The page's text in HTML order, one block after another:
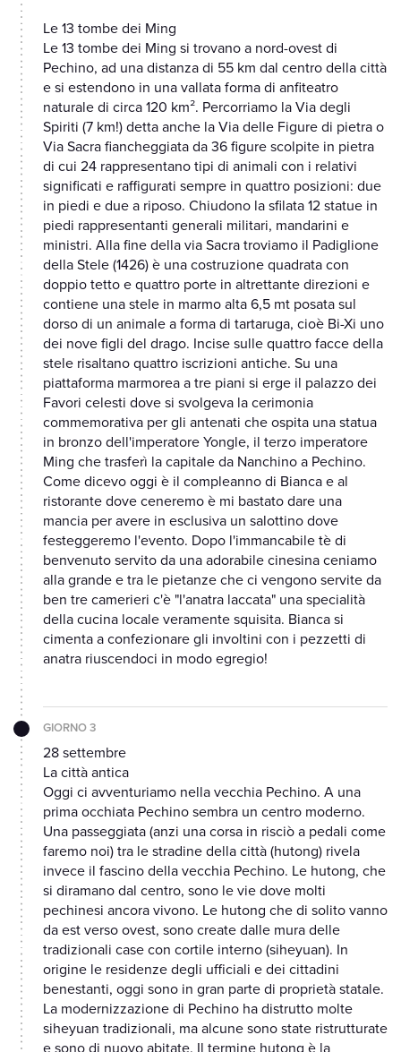
Le 13 tombe dei Ming
Le 13 tombe dei Ming si trovano a nord-ovest di
Pechino, ad una distanza di 55 km dal centro della città
e si estendono in una vallata forma di anfiteatro
naturale di circa 120 km². Percorriamo la Via degli
Spiriti (7 km!) detta anche la Via delle Figure di pietra o
Via Sacra fiancheggiata da 36 figure scolpite in pietra
di cui 24 rappresentano tipi di animali con i relativi
significati e raffigurati sempre in quattro posizioni: due
in piedi e due a riposo. Chiudono la sfilata 12 statue in
piedi rappresentanti generali militari, mandarini e
ministri. Alla fine della via Sacra troviamo il Padiglione
della Stele (1426) è una costruzione quadrata con
doppio tetto e quattro porte in altrettante direzioni e
contiene una stele in marmo alta 6,5 mt posata sul
dorso di un animale a forma di tartaruga, cioè Bi-Xi uno
dei nove figli del drago. Incise sulle quattro facce della
stele risaltano quattro iscrizioni antiche. Su una
piattaforma marmorea a tre piani si erge il palazzo dei
Favori celesti dove si svolgeva la cerimonia
commemorativa per gli antenati che ospita una statua
in bronzo dell'imperatore Yongle, il terzo imperatore
Ming che trasferì la capitale da Nanchino a Pechino.
Come dicevo oggi è il compleanno di Bianca e al
ristorante dove ceneremo è mi bastato dare una
mancia per avere in esclusiva un salottino dove
festeggeremo l'evento. Dopo l'immancabile tè di
benvenuto servito da una adorabile cinesina ceniamo
alla grande e tra le pietanze che ci vengono servite da
ben tre camerieri c'è "l'anatra laccata" una specialità
della cucina locale veramente squisita. Bianca si
cimenta a confezionare gli involtini con i pezzetti di
anatra riuscendoci in modo egregio!
GIORNO 3
28 settembre
La città antica
Oggi ci avventuriamo nella vecchia Pechino. A una
prima occhiata Pechino sembra un centro moderno.
Una passeggiata (anzi una corsa in risciò a pedali come
faremo noi) tra le stradine della città (hutong) rivela
invece il fascino della vecchia Pechino. Le hutong, che
si diramano dal centro, sono le vie dove molti
pechinesi ancora vivono. Le hutong che di solito vanno
da est verso ovest, sono create dalle mura delle
tradizionali case con cortile interno (siheyuan). In
origine le residenze degli ufficiali e dei cittadini
benestanti, oggi sono in gran parte di proprietà statale.
La modernizzazione di Pechino ha distrutto molte
siheyuan tradizionali, ma alcune sono state ristrutturate